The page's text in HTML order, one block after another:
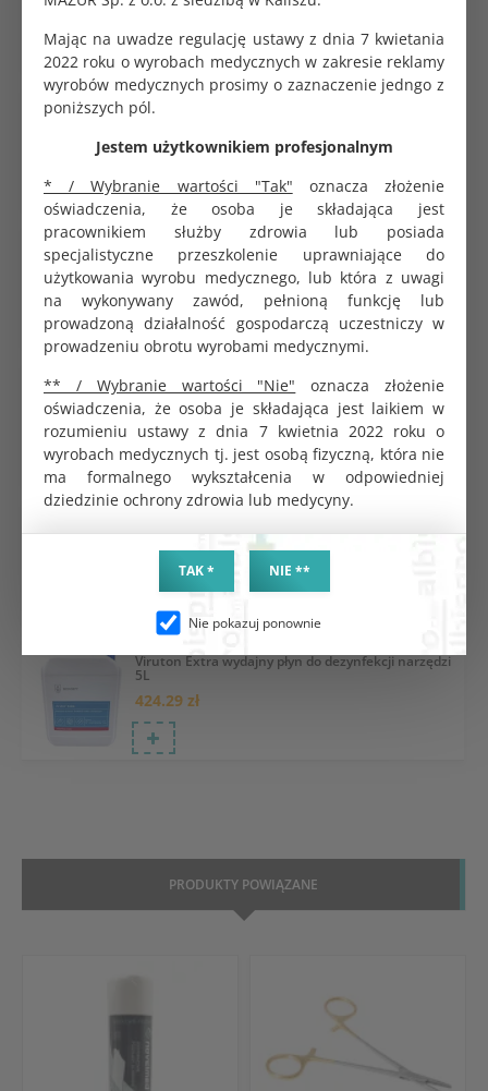
Mając na uwadze regulację ustawy z dnia 7 kwietania
2022 roku o wyrobach medycznych w zakresie reklamy
wyrobów medycznych prosimy o zaznaczenie jedngo z
poniższych pól.
Jestem użytkownikiem profesjonalnym
* / Wybranie wartości "Tak" oznacza złożenie
oświadczenia, że osoba je składająca jest
pracownikiem służby zdrowia lub posiada
specjalistyczne przeszkolenie uprawniające do
użytkowania wyrobu medycznego, lub która z uwagi
na wykonywany zawód, pełnioną funkcję lub
prowadzoną działalność gospodarczą uczestniczy w
prowadzeniu obrotu wyrobami medycznymi.
** / Wybranie wartości "Nie" oznacza złożenie
oświadczenia, że osoba je składająca jest laikiem w
rozumieniu ustawy z dnia 7 kwietnia 2022 roku o
wyrobach medycznych tj. jest osobą fizyczną, która nie
ma formalnego wykształcenia w odpowiedniej
dziedzinie ochrony zdrowia lub medycyny.
TAK * NIE **
Nie pokazuj ponownie
0.35 zł
Koperta do sterylizacji samoprzylepna 9x26cm
0.32 zł
Viruton Pulver proszek do dezynfekcji narzędzi 1kg
153.00 zł
Viruton Extra wydajny płyn do dezynfekcji narzędzi
1L
115.20 zł
98.82 zł
Viruton Extra wydajny płyn do dezynfekcji narzędzi
5L
424.29 zł
PRODUKTY POWIĄZANE